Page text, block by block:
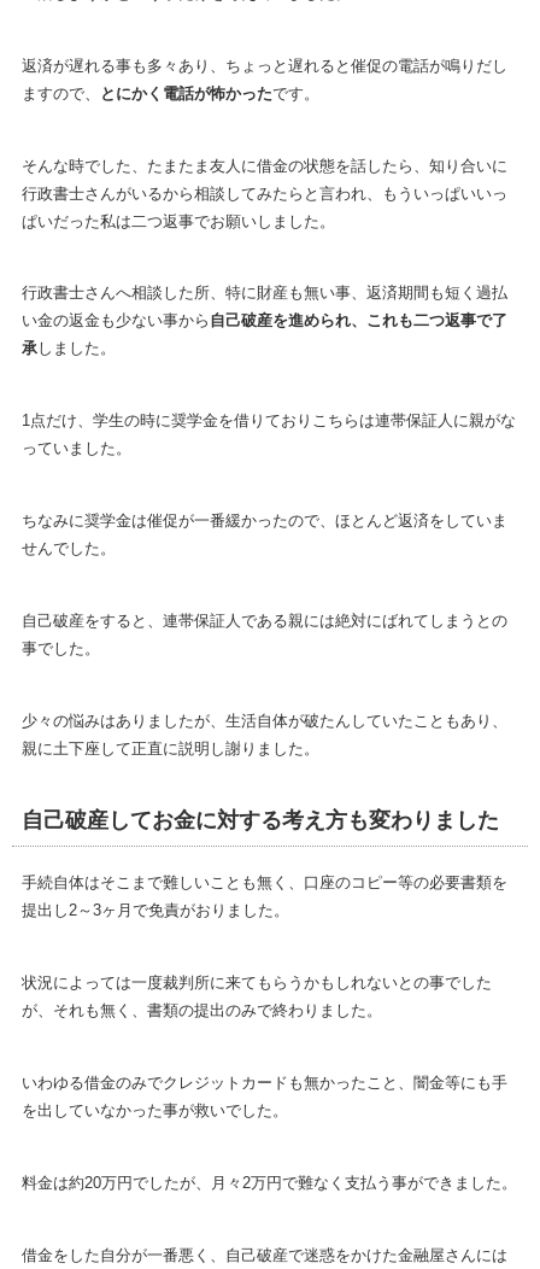
返済が遅れる事も多々あり、ちょっと遅れると催促の電話が鳴りだし
ますので、
とにかく電話が怖かったです。
そんな時でした、たまたま友人に借金の状態を話したら、知り合いに
行政書士さんがいるから相談してみたらと言われ、もういっぱいいっ
ぱいだった私は二つ返事でお願いしました。
行政書士さんへ相談した所、特に財産も無い事、返済期間も短く過払
い金の返金も少ない事から 自己破産を進められ、これも二つ返事で了
承しました。
1点だけ、学生の時に奨学金を借りておりこちらは連帯保証人に親がな
っていました。
ちなみに奨学金は催促が一番緩かったので、ほとんど返済をしていま
せんでした。
自己破産をすると、連帯保証人である親には絶対にばれてしまうとの
事でした。
少々の悩みはありましたが、生活自体が破たんしていたこともあり、
親に土下座して正直に説明し謝りました。
自己破産してお金に対する考え方も変わりました
手続自体はそこまで難しいことも無く、口座のコピー等の必要書類を
提出し2～3ヶ月で免責がおりました。
状況によっては一度裁判所に来てもらうかもしれないとの事でした
が、それも無く、書類の提出のみで終わりました。
いわゆる借金のみでクレジットカードも無かったこと、闇金等にも手
を出していなかった事が救いでした。
料金は約20万円でしたが、月々2万円で難なく支払う事ができました。
借金をした自分が一番悪く、自己破産で迷惑をかけた金融屋さんには